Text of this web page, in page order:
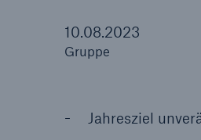
10.08.2023
Gruppe
Jahresziel